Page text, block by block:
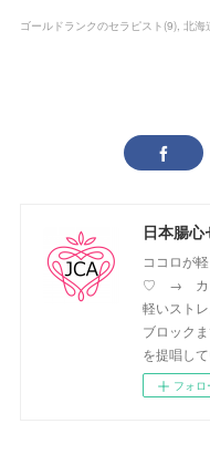
ゴールドランクのセラピスト (9) 北海
日本腸
ココロが
♡ → カワ
軽いスト
ブロック
を提唱して
フォロ